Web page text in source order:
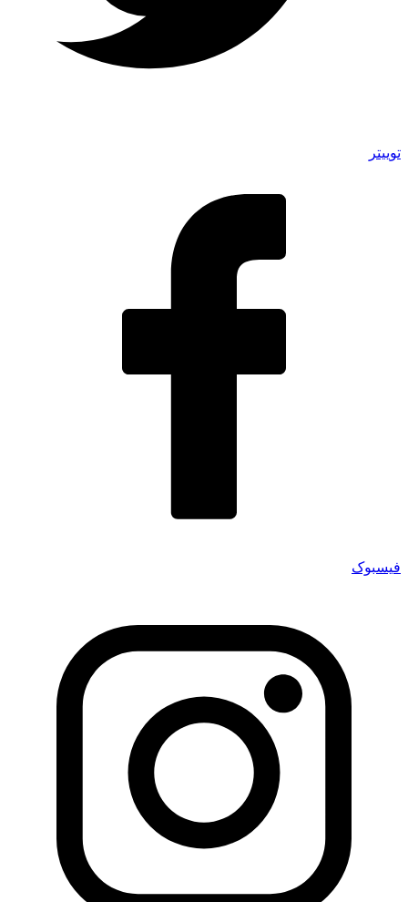
توییتر
فیسبوک